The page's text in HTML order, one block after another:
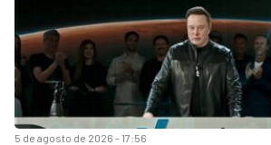
5 de agosto de 2026 - 17:56